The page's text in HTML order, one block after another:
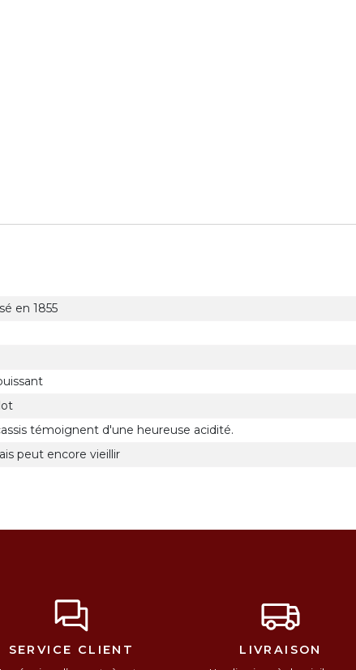
en 1855
témoignent d'une heureuse acidité.
peut encore vieillir
SERVICE CLIENT LIVRAISON